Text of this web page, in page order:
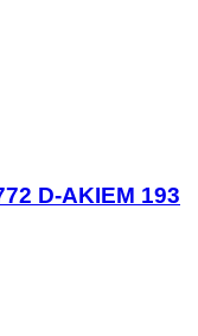
D-AKIEM 193